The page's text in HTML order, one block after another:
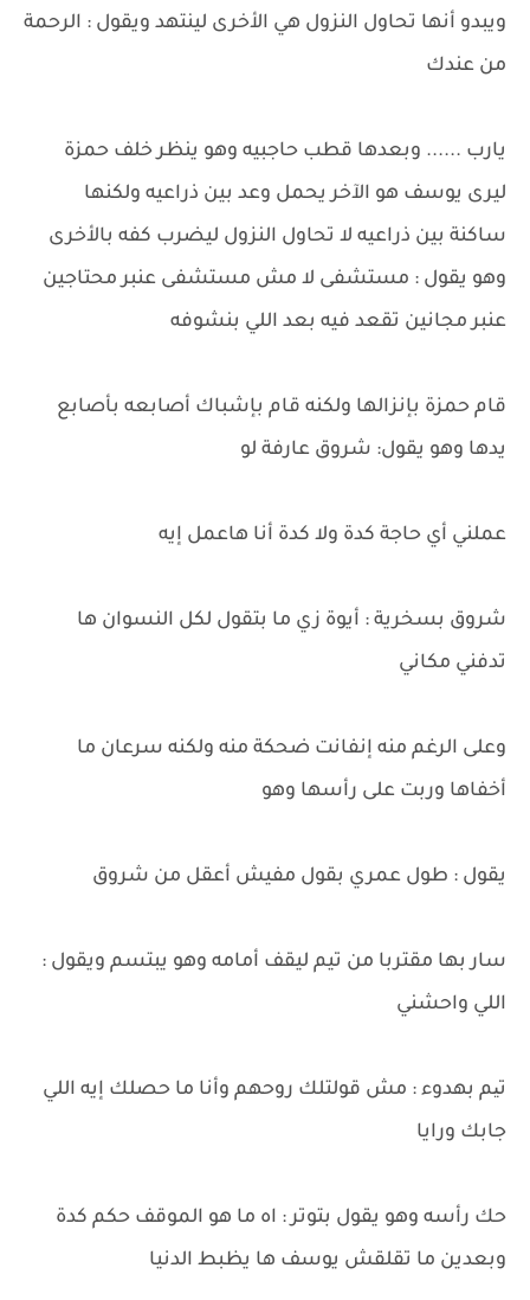
ويبدو أنها تحاول النزول هي الأخرى لينتهد ويقول : الرحمة
من عندك
يارب ...... وبعدها قطب حاجبيه وهو ينظر خلف حمزة
ليرى يوسف هو الآخر يحمل وعد بين ذراعيه ولكنها
ساكنة بين ذراعيه لا تحاول النزول ليضرب كفه بالأخرى
وهو يقول : مستشفى لا مش مستشفى عنبر محتاجين
عنبر مجانين تقعد فيه بعد اللي بنشوفه
قام حمزة بإنزالها ولكنه قام بإشباك أصابعه بأصابع
يدها وهو يقول: شروق عارفة لو
عملني أي حاجة كدة ولا كدة أنا هاعمل إيه
شروق بسخرية : أيوة زي ما بتقول لكل النسوان ها
تدفني مكاني
وعلى الرغم منه إنفانت ضحكة منه ولكنه سرعان ما
أخفاها وربت على رأسها وهو
يقول : طول عمري بقول مفيش أعقل من شروق
سار بها مقتربا من تيم ليقف أمامه وهو يبتسم ويقول :
اللي واحشني
تیم بهدوء : مش قولتلك روحهم وأنا ما حصلك إيه اللي
جابك ورايا
حك رأسه وهو يقول بتوتر : اه ما هو الموقف حكم كدة
وبعدين ما تقلقش يوسف ها يظبط الدنيا